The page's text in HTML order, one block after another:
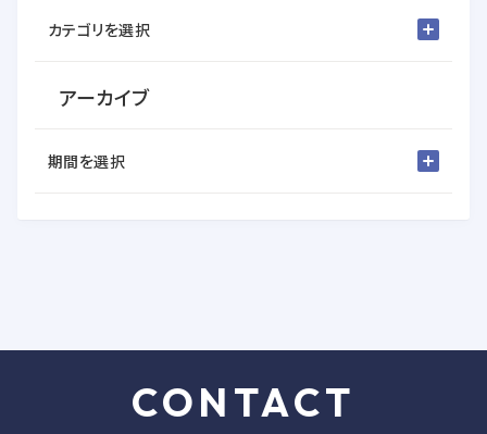
カテゴリを選択
アーカイブ
期間を選択
CONTACT